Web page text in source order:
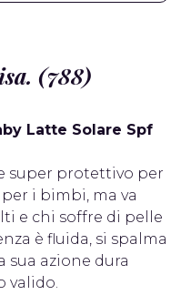
(788)
Latte Solare Spf
super protettivo per
i bimbi, ma va
e chi soffre di pelle
è fluida, si spalma
sua azione dura
valido.